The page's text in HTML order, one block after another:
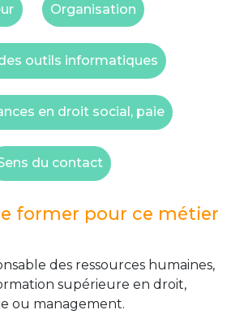
Organisation
outils informatiques
en droit social, paie
du contact
former pour ce métier
des ressources humaines,
supérieure en droit,
ou management.